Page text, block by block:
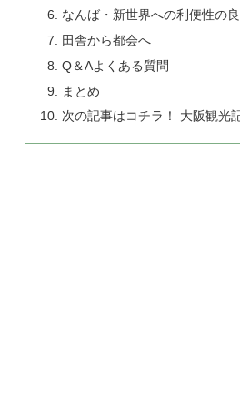
なんば・新世界への利便性の
田舎から都会へ
Q＆Aよくある質問
まとめ
次の記事はコチラ！ 大阪観光